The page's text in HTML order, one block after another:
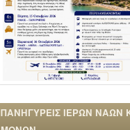
ΠΑΝΗΓΥΡΕΙΣ ΙΕΡΩΝ ΝΑΩΝ